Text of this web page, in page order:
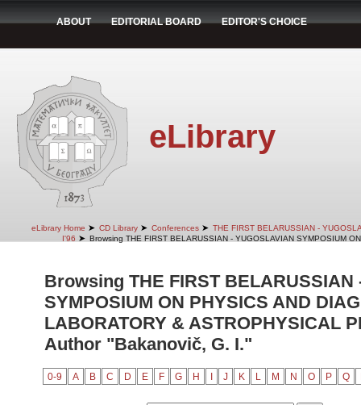
ABOUT EDITORIAL BOARD EDITOR'S CHOICE
eLibrary
eLibrary Home ➤ CD Library ➤ Conferences ➤ THE FIRST BELARUSSIAN -
I'96 ➤ Browsing THE FIRST BELARUSSIAN - YUGOSLAVIAN SYMPOSIUM
Browsing THE FIRST BELARUSSIAN
SYMPOSIUM ON PHYSICS AND
LABORATORY & ASTROPHYSICAL
Author "Bakanovič, G. I."
0-9 A B C D E F G H J K L M N O P Q